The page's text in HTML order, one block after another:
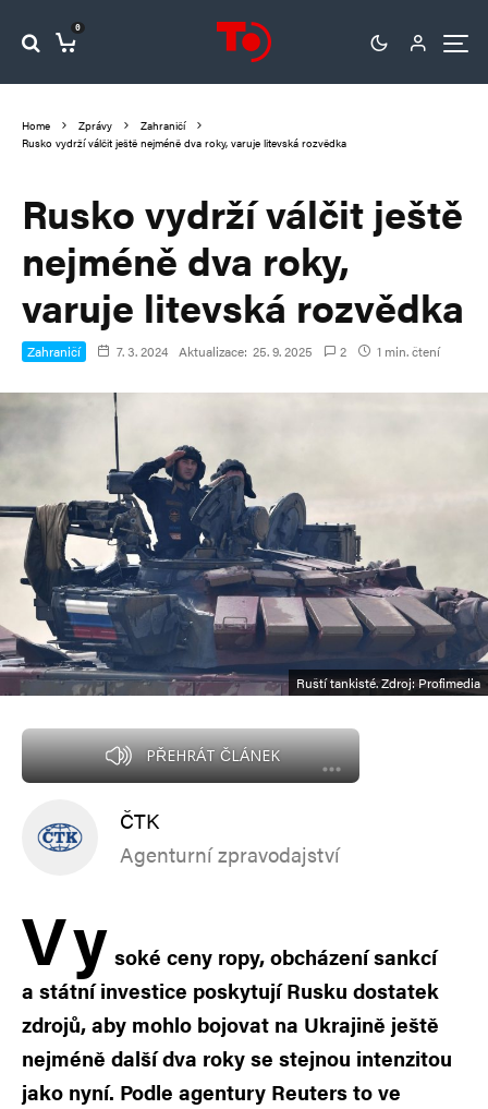
0
Home Zprávy
Zahraničí
Rusko vydrží válčit ještě nejméně dva roky, varuje litevská rozvědka
Rusko vydrží válčit ještě
nejméně dva roky,
varuje litevská rozvědka
Zahraničí 7. 3. 2024 Aktualizace: 25. 9. 2025 2 1 min. čtení
Ruští tankisté. Zdroj: Profimedia
PŘEHRÁT ČLÁNEK
ČTK
Agenturní zpravodajství
Vy soké ceny ropy, obcházení sankcí
a státní investice poskytují Rusku dostatek
zdrojů, aby mohlo bojovat na Ukrajině ještě
nejméně další dva roky se stejnou intenzitou
jako nyní. Podle agentury Reuters to ve